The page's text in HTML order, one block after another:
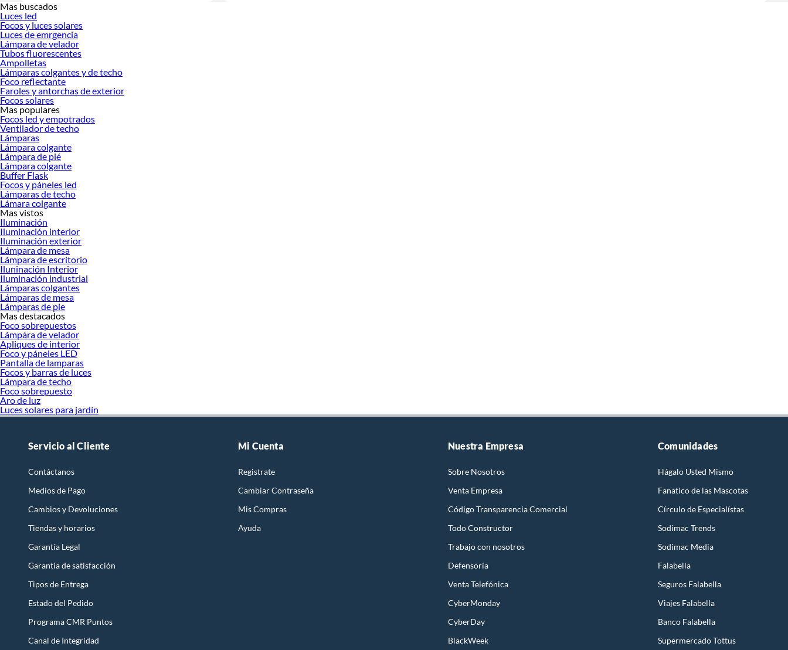
Mas buscados
Luces led
Focos y luces solares
Luces de emrgencia
Lámpara de velador
Tubos fluorescentes
Ampolletas
Lámparas colgantes y de techo
Foco reflectante
Faroles y antorchas de exterior
Focos solares
Mas populares
Focos led y empotrados
Ventilador de techo
Lámparas
Lámpara colgante
Lámpara de pié
Lámpara colgante
Buffer Flask
Focos y páneles led
Lámparas de techo
Lámara colgante
Mas vistos
Iluminación
Iluminación interior
Iluminación exterior
Lámpara de mesa
Lámpara de escritorio
Iluninación Interior
Iluminación industrial
Lámparas colgantes
Lámparas de mesa
Lámparas de pie
Mas destacados
Foco sobrepuestos
Lámpára de velador
Apliques de interior
Foco y páneles LED
Pantalla de lamparas
Focos y barras de luces
Lámpara de techo
Foco sobrepuesto
Aro de luz
Luces solares para jardín
Servicio al Cliente
Contáctanos
Medios de Pago
Cambios y Devoluciones
Tiendas y horarios
Garantía Legal
Garantía de satisfacción
Tipos de Entrega
Estado del Pedido
Programa CMR Puntos
Canal de Integridad
Mi Cuenta
Registrate
Cambiar Contraseña
Mis Compras
Ayuda
Nuestra Empresa
Sobre Nosotros
Venta Empresa
Código Transparencia Comercial
Todo Constructor
Trabajo con nosotros
Defensoría
Venta Telefónica
CyberMonday
CyberDay
BlackWeek
Comunidades
Hágalo Usted Mismo
Fanatico de las Mascotas
Círculo de Especialístas
Sodimac Trends
Sodimac Media
Falabella
Seguros Falabella
Viajes Falabella
Banco Falabella
Supermercado Tottus